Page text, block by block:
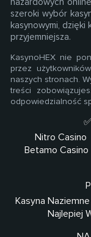
szeroki wybór
kasynowymi,
przyjemniejsza.
KasynoHEX nie
przez
naszych stronach.
treści
odpowiedzialność
Nitro Casino
Betamo Casino
Kasyna
Najlepiej